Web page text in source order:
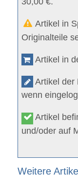
Artikel in
Originalteile
Artikel in
Artikel der
wenn
Artikel
und/oder auf
Weitere